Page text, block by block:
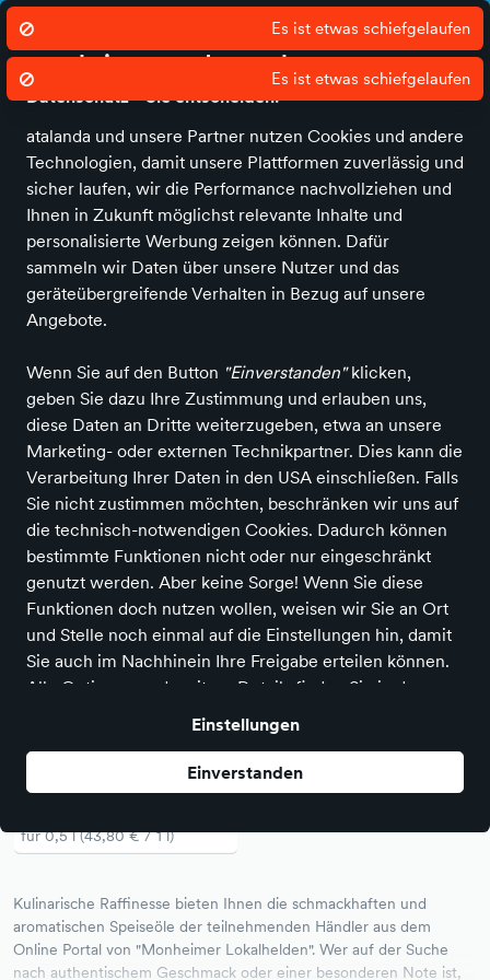
Wir nutzen Cookies um unsere Dienste
zu erbringen und zu verbessern.
Datenschutz - Sie entscheiden!
atalanda und unsere Partner nutzen Cookies und andere
Technologien, damit unsere Plattformen zuverlässig und
sicher laufen, wir die Performance nachvollziehen und
Ihnen in Zukunft möglichst relevante Inhalte und
personalisierte Werbung zeigen können. Dafür
sammeln wir Daten über unsere Nutzer und das
geräteübergreifende Verhalten in Bezug auf unsere
Angebote.
Wenn Sie auf den Button "Einverstanden"klicken,
geben Sie dazu Ihre Zustimmung und erlauben uns,
diese Daten an Dritte weiterzugeben, etwa an unsere
Marketing- oder externen Technikpartner. Dies kann die
Verarbeitung Ihrer Daten in den USA einschließen. Falls
Sie nicht zustimmen möchten, beschränken wir uns auf
die technisch-notwendigen Cookies. Dadurch können
bestimmte Funktionen nicht oder nur eingeschränkt
genutzt werden. Aber keine Sorge! Wenn Sie diese
Funktionen doch nutzen wollen, weisen wir Sie an Ort
und Stelle noch einmal auf die Einstellungen hin, damit
Sie auch im Nachhinein Ihre Freigabe erteilen können.
Alle Optionen und weitere Details finden Sie in der
Datenschutzerklärung.
Einstellungen
Einverstanden
Alle Kategorien Alle Produkte Angebote Lokales Fashion &
Einkaufen in Monheim am Rhein
Essen, Trinken &
Genuss
Lebensmittel Koch- & Backzutaten Speiseöle
Speiseöl in Monheim am
Rhein
ALLE FILTER
1 Produkt
Olivenöl Extra Vergine / Olio
extra vergine di oliva
für 0,5 l (43,80 € / 1 l)
Kulinarische Raffinesse bieten Ihnen die schmackhaften und
aromatischen Speiseöle der teilnehmenden Händler aus dem
Online Portal von "Monheimer Lokalhelden". Wer auf der Suche
nach authentischem Geschmack oder einer besonderen Note ist,
Es ist etwas schiefgelaufen
Es ist etwas schiefgelaufen